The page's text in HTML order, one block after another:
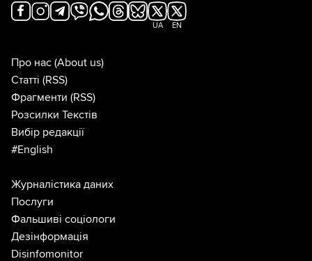
UA EN
Про нас (About us)
Статті (RSS)
Фрагменти (RSS)
Розсилки Текстів
Вибір редакції
#English
Журналістика даних
Послуги
Фальшиві соціологи
Дезінформація
Disinfomonitor